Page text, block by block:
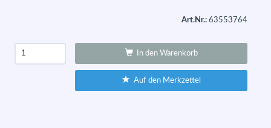
Art.Nr.: 63553764
In den Warenkorb
Auf den Merkzettel